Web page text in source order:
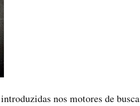
nos motores de busca